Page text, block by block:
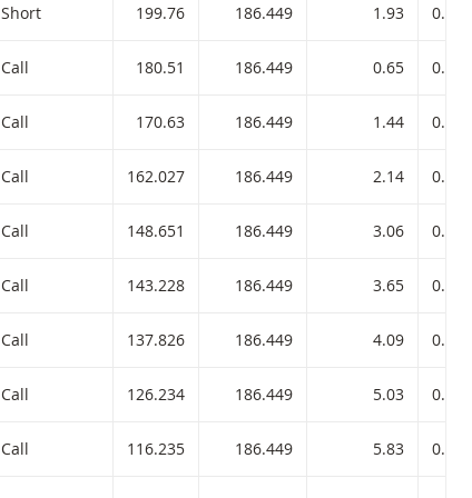
Short 199.76 186.449 1.93 0.010
Call 180.51 186.449 0.65 0.010
Call 170.63 186.449 1.44 0.010
Call 162.027 186.449 2.14 0.010
Call 148.651 186.449 3.06 0.010
Call 143.228 186.449 3.65 0.010
Call 137.826 186.449 4.09 0.010
Call 126.234 186.449 5.03 0.010
Call 116.235 186.449 5.83 0.010